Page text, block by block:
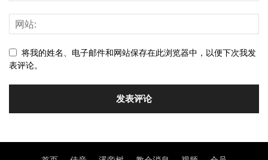
将我的姓名、电子邮件和网站保存在此浏览器中，以便下次我发
表评论。